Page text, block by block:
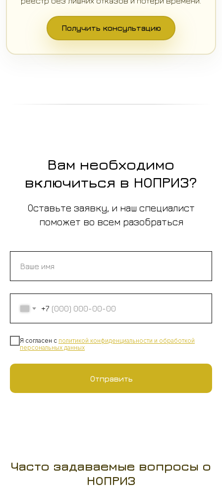
Получить консультацию
Вам необходимо
включиться в НОПРИЗ?
Оставьте заявку, и наш специалист
поможет во всем разобраться
+7
Я согласен с политикой конфиденциальности и обработкой
персональных данных
Отправить
Часто задаваемые вопросы о
НОПРИЗ